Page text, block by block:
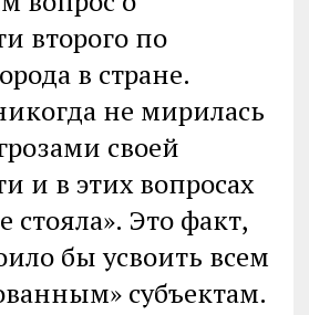
второго по
в стране.
не мирилась
своей
и в этих вопросах
стояла». Это факт,
бы усвоить всем
субъектам.